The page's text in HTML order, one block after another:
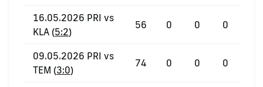
16.05.2026 PRI vs
KLA (5:2)
56 0 0 0
09.05.2026 PRI vs
TEM (3:0)
74 0 0 0